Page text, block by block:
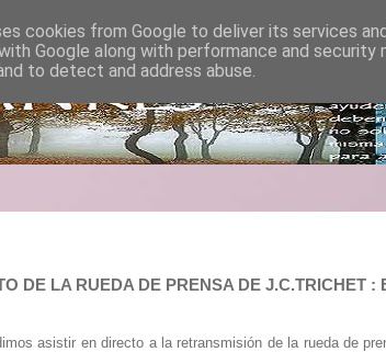
DE LA RUEDA DE PRENSA DE J.C.TRICHET
asistir en directo a la retransmisión de la rueda de
cookies from Google to deliver its services
Google along with performance and
to detect and address abuse.